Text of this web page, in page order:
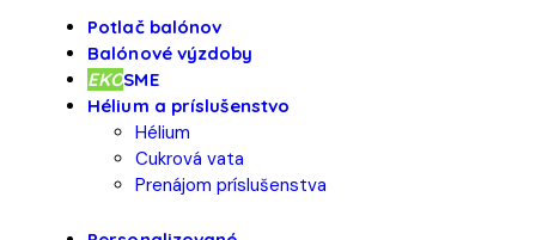
Potlač balónov
Balónové výzdoby
EKOSME
Hélium a príslušenstvo
Hélium
Cukrová vata
Prenájom príslušenstva